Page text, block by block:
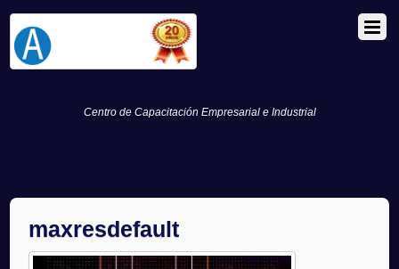
Centro de Capacitación Empresarial e Industrial
maxresdefault